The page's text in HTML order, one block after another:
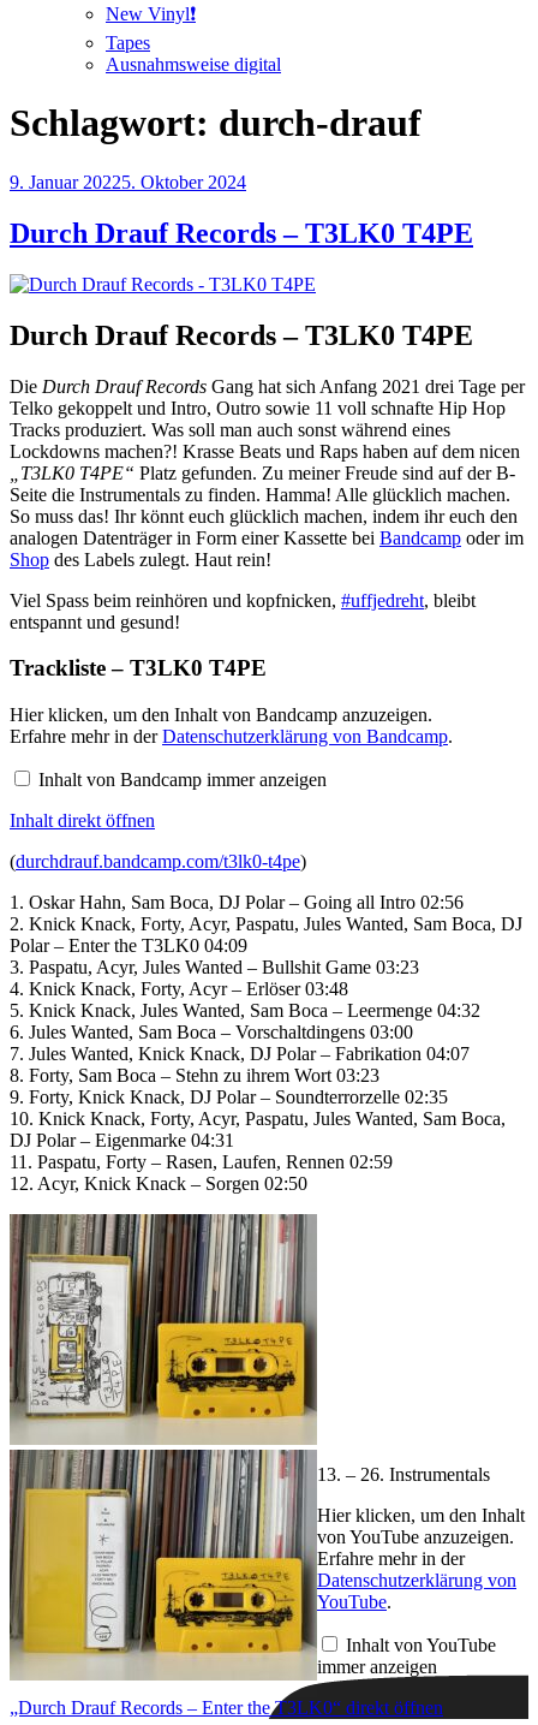
New Vinyl❗️
Tapes
Ausnahmsweise digital
Schlagwort: durch-drauf
Veröffentlicht
9. Januar 20225. Oktober 2024
Durch Drauf Records – T3LK0 T4PE
Durch Drauf Records – T3LK0 T4PE
Die Durch Drauf Records Gang hat sich Anfang 2021 drei Tage per
Telko gekoppelt und Intro, Outro sowie 11 voll schnafte Hip Hop
Tracks produziert. Was soll man auch sonst während eines
Lockdowns machen?! Krasse Beats und Raps haben auf dem nicen
„T3LK0 T4PE“ Platz gefunden. Zu meiner Freude sind auf der B-
Seite die Instrumentals zu finden. Hamma! Alle glücklich machen.
So muss das! Ihr könnt euch glücklich machen, indem ihr euch den
analogen Datenträger in Form einer Kassette bei Bandcamp oder im
Shop des Labels zulegt. Haut rein!
Viel Spass beim reinhören und kopfnicken, #uffjedreht, bleibt
entspannt und gesund!
Trackliste – T3LK0 T4PE
Inhalt
von
Bandcamp
Hier klicken, um den Inhalt von Bandcamp anzuzeigen.
Erfahre mehr in derDatenschutzerklärung von Bandcamp.
Inhalt von Bandcamp immer anzeigen
Inhalt direkt öffnen
(durchdrauf.bandcamp.com/t3lk0-t4pe)
1. Oskar Hahn, Sam Boca, DJ Polar – Going all Intro 02:56
2. Knick Knack, Forty, Acyr, Paspatu, Jules Wanted, Sam Boca, DJ
Polar – Enter the T3LK0 04:09
3. Paspatu, Acyr, Jules Wanted – Bullshit Game 03:23
4. Knick Knack, Forty, Acyr – Erlöser 03:48
5. Knick Knack, Jules Wanted, Sam Boca – Leermenge 04:32
6. Jules Wanted, Sam Boca – Vorschaltdingens 03:00
7. Jules Wanted, Knick Knack, DJ Polar – Fabrikation 04:07
8. Forty, Sam Boca – Stehn zu ihrem Wort 03:23
9. Forty, Knick Knack, DJ Polar – Soundterrorzelle 02:35
10. Knick Knack, Forty, Acyr, Paspatu, Jules Wanted, Sam Boca,
DJ Polar – Eigenmarke 04:31
11. Paspatu, Forty – Rasen, Laufen, Rennen 02:59
12. Acyr, Knick Knack – Sorgen 02:50
13. – 26. Instrumentals
„Durch
Drauf
Records
–
Enter
the
von
YouTube
anzeigen
Hier klicken, um den Inhalt
von YouTube anzuzeigen.
Erfahre mehr in der
Datenschutzerklärung von
YouTube.
Inhalt von YouTube
immer anzeigen
„Durch Drauf Records – Enter the T3LK0“ direkt öffnen